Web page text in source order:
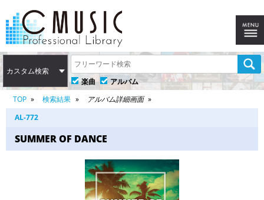
カスタム検索
楽曲
アルバム
TOP
検索結果
アルバム詳細画面
AL-772
SUMMER OF DANCE